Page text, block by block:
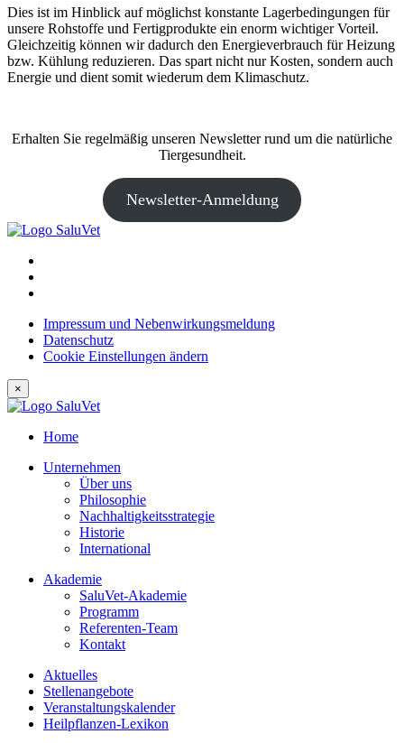
Dies ist im Hinblick auf möglichst konstante Lagerbedingungen für
unsere Rohstoffe und Fertigprodukte ein enorm wichtiger Vorteil.
Gleichzeitig können wir dadurch den Energieverbrauch für Heizung
bzw. Kühlung reduzieren. Das spart nicht nur Kosten, sondern auch
Energie und dient somit wiederum dem Klimaschutz.
Erhalten Sie regelmäßig unseren Newsletter rund um die natürliche
Tiergesundheit.
Newsletter-Anmeldung
Impressum und Nebenwirkungsmeldung
Datenschutz
Cookie Einstellungen ändern
×
Home
Unternehmen
Über uns
Philosophie
Nachhaltigkeitsstrategie
Historie
International
Akademie
SaluVet-Akademie
Programm
Referenten-Team
Kontakt
Aktuelles
Stellenangebote
Veranstaltungskalender
Heilpflanzen-Lexikon